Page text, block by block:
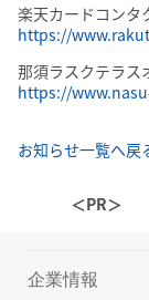
楽天カードコンタ
https://
那須ラスクテラス
https://
お知らせ一覧へ戻
＜PR＞
企業情報